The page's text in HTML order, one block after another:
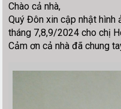
Chào cả nhà,
Quý Đôn xin cập nhật hình
tháng 7,8,9/2024 cho chị
Cảm ơn cả nhà đã chung